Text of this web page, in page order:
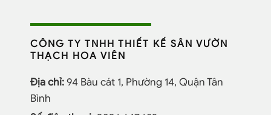
CÔNG TY TNHH THIẾT KẾ SÂN VƯỜN
THẠCH HOA VIÊN
Địa chỉ:94 Bàu cát 1, Phường 14, Quận Tân
Bình